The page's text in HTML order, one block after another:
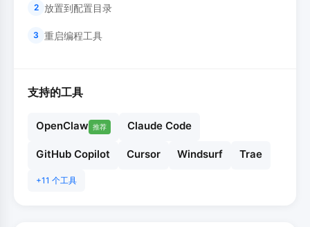
2 放置到配置目录
3 重启编程工具
支持的工具
OpenClaw 推荐 Claude Code
GitHub Copilot Cursor Windsurf Trae
+11 个工具